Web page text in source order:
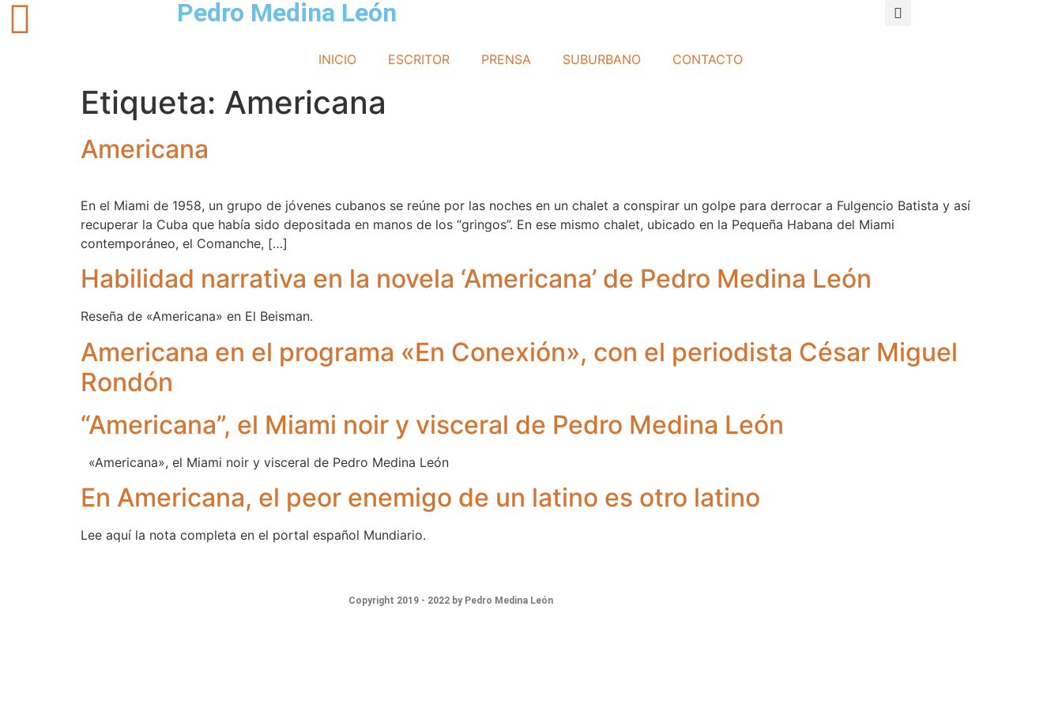
Pedro Medina León
INICIO ESCRITOR PRENSA SUBURBANO CONTACTO
Etiqueta: Americana
Americana
En el Miami de 1958, un grupo de jóvenes cubanos se reúne por las noches en un chalet a conspirar un golpe para derrocar a Fulgencio Batista y así
recuperar la Cuba que había sido depositada en manos de los “gringos”. En ese mismo chalet, ubicado en la Pequeña Habana del Miami
contemporáneo, el Comanche, […]
Habilidad narrativa en la novela ‘Americana’ de Pedro Medina León
Reseña de «Americana» en El Beisman.
Americana en el programa «En Conexión», con el periodista César Miguel
Rondón
“Americana”, el Miami noir y visceral de Pedro Medina León
«Americana», el Miami noir y visceral de Pedro Medina León
En Americana, el peor enemigo de un latino es otro latino
Lee aquí la nota completa en el portal español Mundiario.
Copyright 2019 - 2022 by Pedro Medina León